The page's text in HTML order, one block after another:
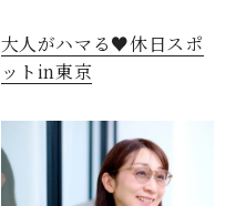
大人がハマる♥休日スポ
ットin東京